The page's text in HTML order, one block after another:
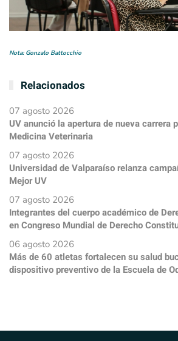
Nota: Gonzalo Battocchio
Relacionados
07 agosto 2026
UV anunció la apertura de nueva carrera
Medicina Veterinaria
07 agosto 2026
Universidad de Valparaíso relanza
Mejor UV
07 agosto 2026
Integrantes del cuerpo académico de
en Congreso Mundial de Derecho
06 agosto 2026
Más de 60 atletas fortalecen su salud
dispositivo preventivo de la Escuela de